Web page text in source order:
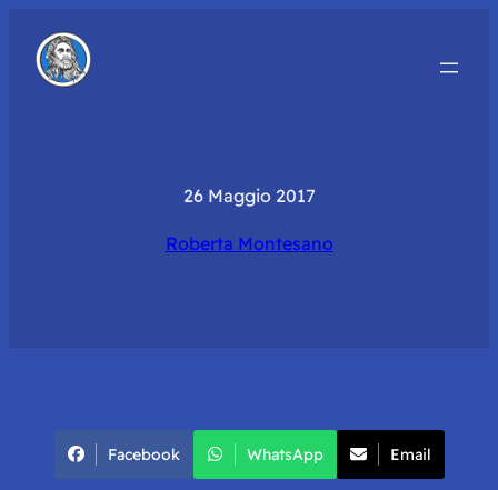
26 Maggio 2017
Roberta Montesano
Facebook WhatsApp Email